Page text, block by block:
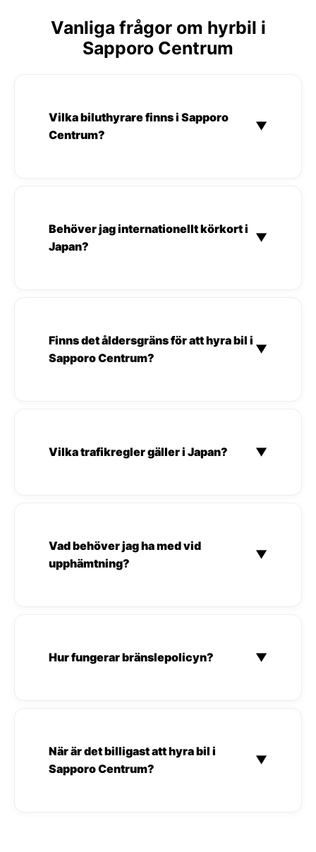
Vanliga frågor om hyrbil i
Sapporo Centrum
Vilka biluthyrare finns i Sapporo
Centrum?
▼
Behöver jag internationellt körkort i
Japan?
▼
Finns det åldersgräns för att hyra bil i
Sapporo Centrum?
▼
Vilka trafikregler gäller i Japan? ▼
Vad behöver jag ha med vid
upphämtning?
▼
Hur fungerar bränslepolicyn? ▼
När är det billigast att hyra bil i
Sapporo Centrum?
▼